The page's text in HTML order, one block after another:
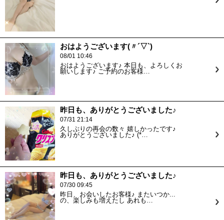
おはようございます(〃´▽`)
08/01 10:46
おはようございます♪ 本日も、よろしくお
願いします♪ ご予約のお客様…
昨日も、ありがとうございました♪
07/31 21:14
久しぶりの再会の数々 嬉しかったです♪
ありがとうございました♪ (*…
昨日も、ありがとうございました♪
07/30 09:45
昨日、お会いしたお客様♪ またいつか...
の、楽しみも増えたし あれも…